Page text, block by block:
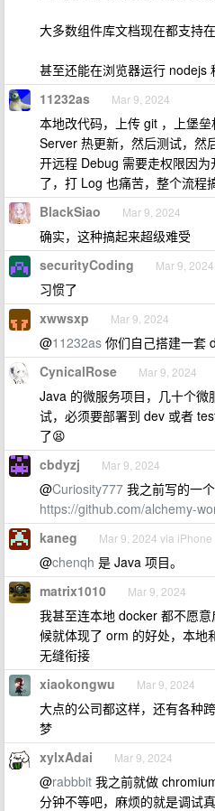
大多数组件库文档现在都支持
甚至还能在浏览器运行 nodejs
11232as Mar 9, 2024
本地改代码，上传 git ，上堡
Server 热更新，然后测试，然
开远程 Debug 需要走权限因
了，打 Log 也痛苦，整个流程
BlackSiao Mar 9, 2024
确实，这种搞起来超级难受
securityCoding Mar 9,
习惯了
xwwsxp Mar 9, 2024
@11232as 你们自己搭建一套
CynicalRose Mar 9, 2024
Java 的微服务项目，几十个微
试，必须要部署到 dev 或者
了😫
cbdyzj Mar 9, 2024
@Curiosity777 我之前写的一
https://github.com/alchemy-
kaneg Mar 9, 2024 via iPhone
@chenqh 是 Java 项目。
matrix1010 Mar 9, 2024
我甚至连本地 docker 都不愿
候就体现了 orm 的好处，本地
无缝衔接
xiaokongwu Mar 9, 2024
大点的公司都这样，还有各种
梦
xylxAdai Mar 9, 2024
@rabbbit 我之前就做
分钟不等吧，麻烦的就是调试